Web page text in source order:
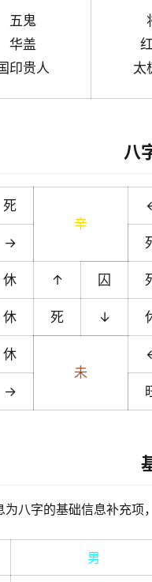
五鬼
华盖
印贵人
太
八
死
辛
→
休 ↑ 囚
休 死 ↓
休
未
→
为八字的基础信息补充项
男